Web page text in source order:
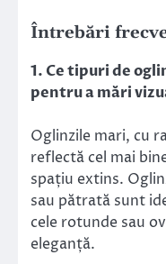
Întrebări
1. Ce tipuri de
pentru a mări
Oglinzile mari, cu
reflectă cel mai
spațiu extins.
sau pătrată sunt
cele rotunde sau
eleganță.